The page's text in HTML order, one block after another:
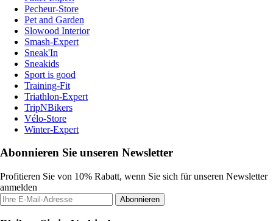
Pecheur-Store
Pet and Garden
Slowood Interior
Smash-Expert
Sneak'In
Sneakids
Sport is good
Training-Fit
Triathlon-Expert
TripNBikers
Vélo-Store
Winter-Expert
Abonnieren Sie unseren Newsletter
Profitieren Sie von 10% Rabatt, wenn Sie sich für unseren Newsletter
anmelden
Abonnieren